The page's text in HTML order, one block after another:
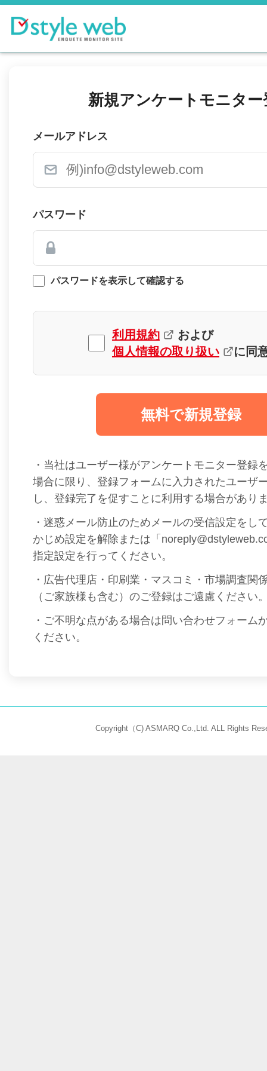
新規アンケートモニター
メールアドレス
パスワード
パスワードを表示して確認する
利用規約
および
個人情報の取り扱い
に同
無料で新規登録
・当社はユーザー様がアンケートモニター登録
場合に限り、登録フォームに入力されたユーザ
し、登録完了を促すことに利用する場合があり
・迷惑メール防止のためメールの受信設定をし
かじめ設定を解除または「
指定設定を行ってください。
・広告代理店・印刷業・マスコミ・市場調査関
（ご家族様も含む）のご登録はご遠慮ください
・ご不明な点がある場合は問い合わせフォーム
ください。
Copyright（C) ASMARQ Co.,Ltd. ALL Rights